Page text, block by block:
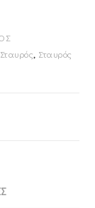
Σταυρός, Σταυρός